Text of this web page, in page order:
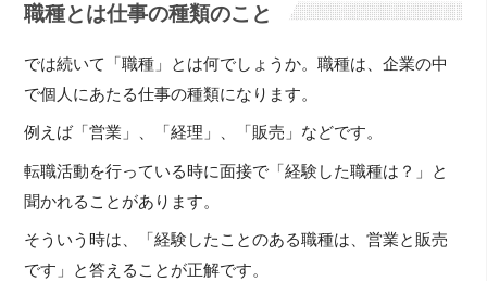
職種とは仕事の種類のこと
では続いて「職種」とは何でしょうか。職種は、企業の中
で個人にあたる仕事の種類になります。
例えば「営業」、「経理」、「販売」などです。
転職活動を行っている時に面接で「経験した職種は？」と
聞かれることがあります。
そういう時は、「経験したことのある職種は、営業と販売
です」と答えることが正解です。